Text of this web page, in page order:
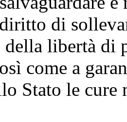
di
della libertà di
come a
Stato le cure